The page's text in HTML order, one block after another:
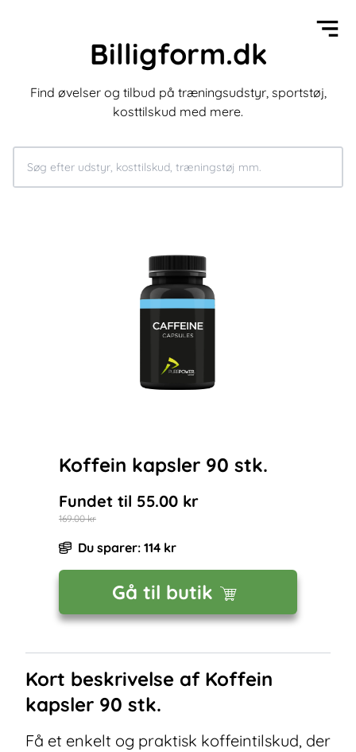
Billigform.dk
Find øvelser og tilbud på træningsudstyr, sportstøj,
kosttilskud med mere.
Koffein kapsler 90 stk.
Fundet til 55.00 kr
169.00kr
Du sparer: 114 kr
Gå til butik
Kort beskrivelse af Koffein
kapsler 90 stk.
Få et enkelt og praktisk koffeintilskud, der